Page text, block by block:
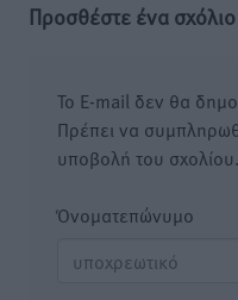
Προσθέστε ένα σχόλιο
Το E-mail δεν θα
Πρέπει να
υποβολή του σχολίου.
Όνοματεπώνυμο